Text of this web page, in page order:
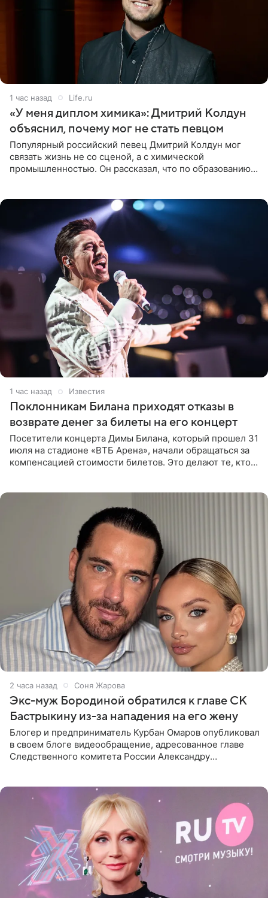
1 час назад Life.ru
«У меня диплом химика»: Дмитрий Колдун
объяснил, почему мог не стать певцом
Популярный российский певец Дмитрий Колдун мог
связать жизнь не со сценой, а с химической
промышленностью. Он рассказал, что по образованию
1 час назад Известия
Поклонникам Билана приходят отказы в
возврате денег за билеты на его концерт
Посетители концерта Димы Билана, который прошел 31
июля на стадионе «ВТБ Арена», начали обращаться за
компенсацией стоимости билетов. Это делают те, кто
2 часа назад Соня Жарова
Экс-муж Бородиной обратился к главе СК
Бастрыкину из-за нападения на его жену
Блогер и предприниматель Курбан Омаров опубликовал
в своем блоге видеообращение, адресованное главе
Следственного комитета России Александру